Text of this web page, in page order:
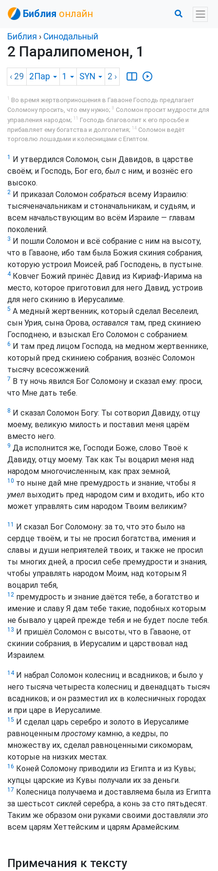
Библия онлайн
Библия › Синодальный
2 Паралипоменон, 1
‹ 29 2Пар 1 SYN 2 ›
1 Во время жертвоприношения в Гаваоне Господь предлагает
Соломону просить, что ему нужно; 8 Соломон просит мудрости для
управления народом; 11 Господь благоволит к его просьбе и
прибавляет ему богатства и долголетия; 14 Соломон ведёт
торговлю лошадьми и колесницами с Египтом.
1 И утвердился Соломон, сын Давидов, в царстве
своём; и Господь, Бог его, был с ним, и вознёс его
высоко.
2 И приказал Соломон собраться всему Израилю:
тысяченачальникам и стоначальникам, и судьям, и
всем начальствующим во всём Израиле — главам
поколений.
3 И пошли Соломон и всё собрание с ним на высоту,
что в Гаваоне, ибо там была Божия скиния собрания,
которую устроил Моисей, раб Господень, в пустыне.
4Ковчег Божий принёс Давид из Кириаф-Иарима на
место, которое приготовил для него Давид, устроив
для него скинию в Иерусалиме.
5 А медный жертвенник, который сделал Веселеил,
сын Урия, сына Орова, оставался там, пред скиниею
Господнею, и взыскал Его Соломон с собранием.
6 И там пред лицом Господа, на медном жертвеннике,
который пред скиниею собрания, вознёс Соломон
тысячу всесожжений.
7 В ту ночь явился Бог Соломону и сказал ему: проси,
что Мне дать тебе.
8 И сказал Соломон Богу: Ты сотворил Давиду, отцу
моему, великую милость и поставил меня царём
вместо него.
9 Да исполнится же, Господи Боже, слово Твоё к
Давиду, отцу моему. Так как Ты воцарил меня над
народом многочисленным, как прах земной,
10 то ныне дай мне премудрость и знание, чтобы я
умел выходить пред народом сим и входить, ибо кто
может управлять сим народом Твоим великим?
11 И сказал Бог Соломону: за то, что это было на
сердце твоём, и ты не просил богатства, имения и
славы и души неприятелей твоих, и также не просил
ты многих дней, а просил себе премудрости и знания,
чтобы управлять народом Моим, над которым Я
воцарил тебя,
12 премудрость и знание даётся тебе, а богатство и
имение и славу Я дам тебе такие, подобных которым
не бывало у царей прежде тебя и не будет после тебя.
13 И пришёл Соломон с высоты, что в Гаваоне, от
скинии собрания, в Иерусалим и царствовал над
Израилем.
14И набрал Соломон колесниц и всадников; и было у
него тысяча четыреста колесниц и двенадцать тысяч
всадников; и он разместил их в колесничных городах
и при царе в Иерусалиме.
15 И сделал царь серебро и золото в Иерусалиме
равноценным простомукамню, а кедры, по
множеству их, сделал равноценными сикоморам,
которые на низких местах.
16 Коней Соломону приводили из Египта и из Кувы;
купцы царские из Кувы получали их за деньги.
17 Колесница получаема и доставляема была из Египта
за шестьсот сиклей серебра, а конь за сто пятьдесят.
Таким же образом они руками своими доставляли это
всем царям Хеттейским и царям Арамейским.
Примечания к тексту